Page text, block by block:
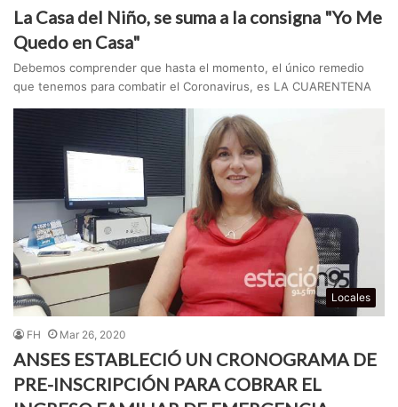
La Casa del Niño, se suma a la consigna "Yo Me
Quedo en Casa"
Debemos comprender que hasta el momento, el único remedio
que tenemos para combatir el Coronavirus, es LA CUARENTENA
Locales
FH Mar 26, 2020
ANSES ESTABLECIÓ UN CRONOGRAMA DE
PRE-INSCRIPCIÓN PARA COBRAR EL